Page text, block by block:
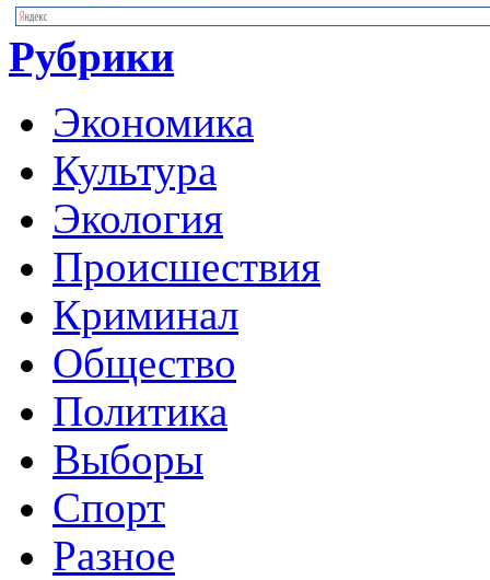
Рубрики
Экономика
Культура
Экология
Происшествия
Криминал
Общество
Политика
Выборы
Спорт
Разное